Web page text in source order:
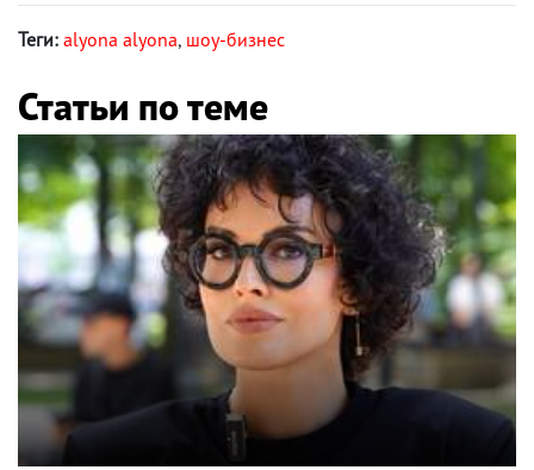
Теги: alyona alyona, шоу-бизнес
Статьи по теме